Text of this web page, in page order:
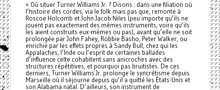
« Où situer Turner Williams Jr. ? Disons : dans une filiation où
l’histoire des cordes, via le folk mais pas que, remonte à
Roscoe Holcomb et John Jacob Niles (peu importe qu’ils ne
jouent pas exactement des mêmes instruments, voire qu’ils
les aient construits eux-mêmes ou pas), avant qu’elle ne soit
prolongée par John Fahey, Robbie Basho, Peter Walker, ou
enrichie par les effets propres à Sandy Bull, chez qui les
Appalaches, l’Inde ou l’esprit de certaines ballades
d’influence celte cohabitent sans anicroches avec des
structures répétitives, et pourquoi pas bruitistes. De ces
derniers, Turner Williams Jr. prolonge le syncrétisme depuis
Marseille où il séjourne depuis qu’il a quitté les États-Unis et
son Alabama natal. D’ailleurs, son instrument de